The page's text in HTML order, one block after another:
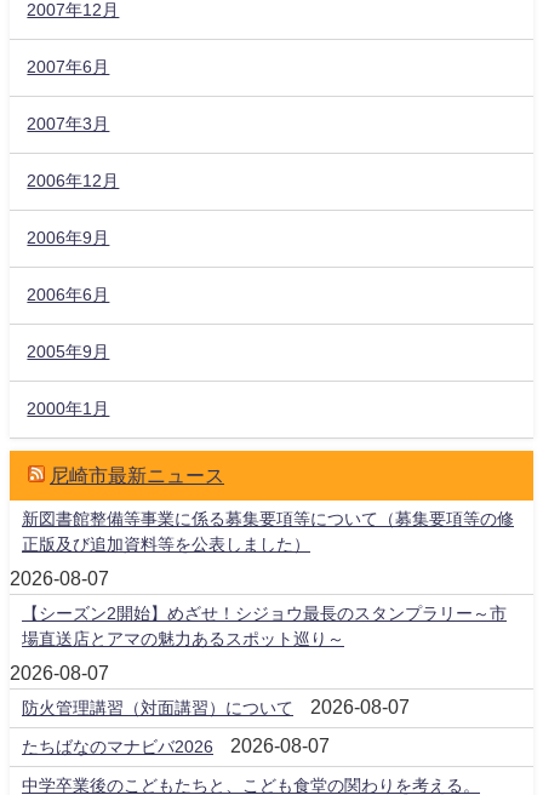
2007年12月
2007年6月
2007年3月
2006年12月
2006年9月
2006年6月
2005年9月
2000年1月
尼崎市最新ニュース
新図書館整備等事業に係る募集要項等について（募集要項等の修
正版及び追加資料等を公表しました）
2026-08-07
【シーズン2開始】めざせ！シジョウ最長のスタンプラリー～市
場直送店とアマの魅力あるスポット巡り～
2026-08-07
防火管理講習（対面講習）について 2026-08-07
たちばなのマナビバ2026 2026-08-07
中学卒業後のこどもたちと、こども食堂の関わりを考える。